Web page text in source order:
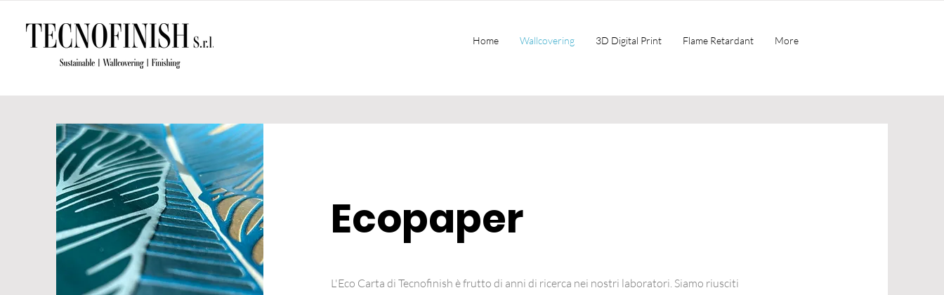
Home Wallcovering 3D Digital Print Flame Retardant More
Ecopaper
L'Eco Carta di Tecnofinish è frutto di anni di ricerca nei nostri laboratori. Siamo riusciti